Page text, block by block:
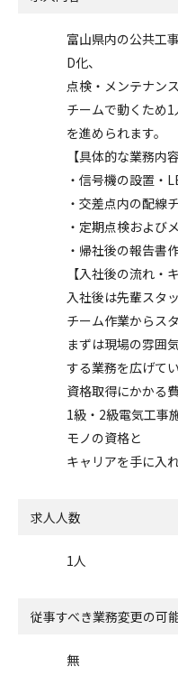
富山県内の公共工
D化、
点検・メンテナン
チームで動くため
を進められます。
【具体的な業務内容
・信号機の設置・
・交差点内の配線
・定期点検および
・帰社後の報告書
【入社後の流れ・
入社後は先輩スタ
チーム作業からス
まずは現場の雰囲
する業務を広げてい
資格取得にかかる
1級・2級電気工事
モノの資格と
キャリアを手に入
求人人数
1人
従事すべき業務変更の可
無